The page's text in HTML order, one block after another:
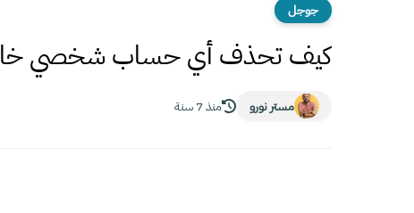
جوجل
كيف تحذف أي حساب شخصي خاص
مستر نورو منذ 7 سنة